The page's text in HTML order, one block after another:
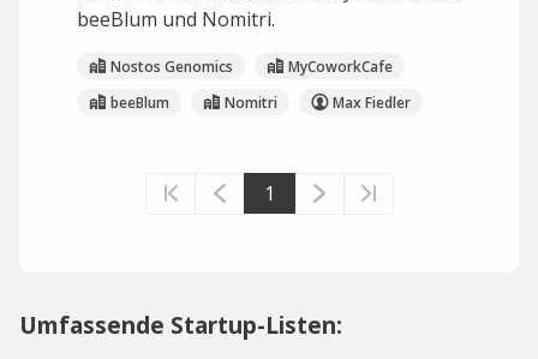
beeBlum und Nomitri.
Nostos Genomics
MyCoworkCafe
beeBlum
Nomitri Max Fiedler
1
Umfassende Startup-Listen: